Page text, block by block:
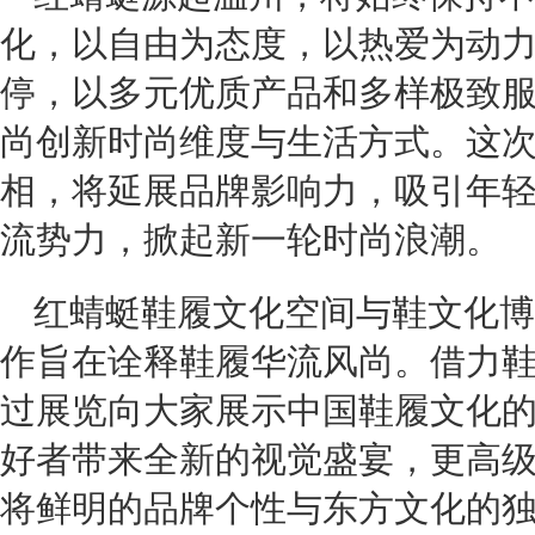
化，以自由为态度，以热爱为动
停，以多元优质产品和多样极致
尚创新时尚维度与生活方式。这
相，将延展品牌影响力，吸引年
流势力，掀起新一轮时尚浪潮。
红蜻蜓鞋履文化空间与鞋文化
作旨在诠释鞋履华流风尚。借力
过展览向大家展示中国鞋履文化
好者带来全新的视觉盛宴，更高
将鲜明的品牌个性与东方文化的